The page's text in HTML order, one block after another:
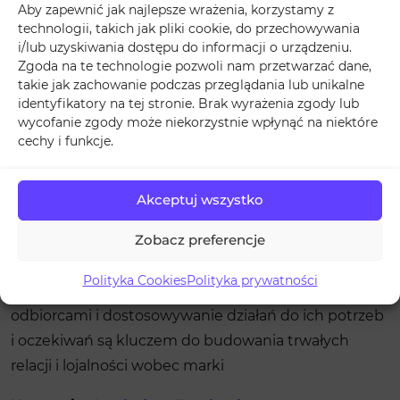
Aby zapewnić jak najlepsze wrażenia, korzystamy z
technologii, takich jak pliki cookie, do przechowywania
i/lub uzyskiwania dostępu do informacji o urządzeniu.
Zgoda na te technologie pozwoli nam przetwarzać dane,
takie jak zachowanie podczas przeglądania lub unikalne
identyfikatory na tej stronie. Brak wyrażenia zgody lub
wycofanie zgody może niekorzystnie wpłynąć na niektóre
cechy i funkcje.
Akceptuj wszystko
Zobacz preferencje
Polityka CookiesPolityka prywatności
i wiadomości szybko i profesjonalnie. Pokazujesz w
ten sposób, że zależy Ci na opinii i satysfakcji swoich
klientów.
Podsumowanie
Wykorzystanie Facebooka
strategii i konsekwencji. Optymalizacja profilu,
tworzenie angażujących treści, wykorzystanie reklam
oraz analiza wyników to kluczowe elementy, które
Pamiętaj, że regularna interakcja z Twoimi
odbiorcami i dostosowywanie działań do ich potrzeb
i oczekiwań są kluczem do budowania trwałych
relacji i lojalności wobec marki